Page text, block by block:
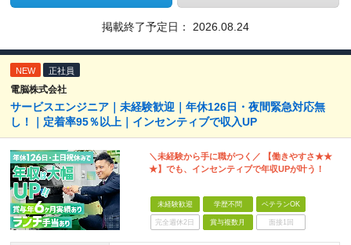
掲載終了予定日： 2026.08.24
NEW 正社員
電脳株式会社
サービスエンジニア｜未経験歓迎｜年休126日・夜間緊急対応無
し！｜定着率95％以上｜インセンティブで収入UP
＼未経験から手に職がつく／ 【働きやすさ★★
★】でも、インセンティブで年収UPが叶う！
未経験歓迎 学歴不問 ベテランOK
完全週休2日 賞与複数月 面接1回